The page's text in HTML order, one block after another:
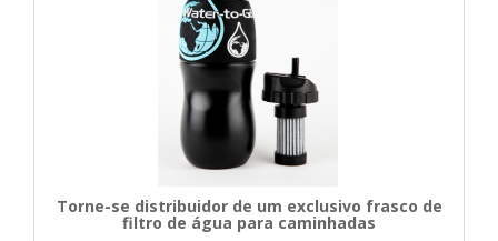
Torne-se distribuidor de um exclusivo frasco de
filtro de água para caminhadas